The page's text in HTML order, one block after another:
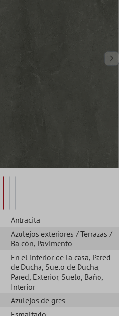
Antracita
Azulejos exteriores / Terrazas /
Balcón, Pavimento
En el interior de la casa, Pared
de Ducha, Suelo de Ducha,
Pared, Exterior, Suelo, Baño,
Interior
Azulejos de gres
Esmaltado